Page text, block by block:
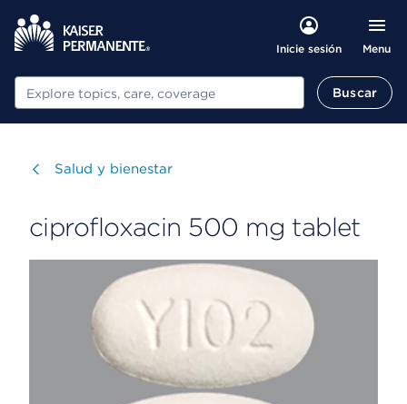
Inicie sesión Menu
Buscar Buscar
Visitar
Salud y bienestar
ciprofloxacin 500 mg tablet